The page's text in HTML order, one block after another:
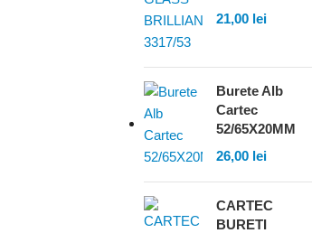
21,00 lei
Burete Alb
Cartec
52/65X20MM
26,00 lei
CARTEC
BURETI